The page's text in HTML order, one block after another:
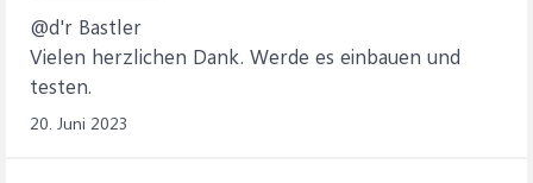
@d'r Bastler
Vielen herzlichen Dank. Werde es einbauen und
testen.
20. Juni 2023